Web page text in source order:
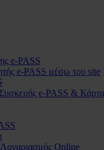
e-PASS
e-PASS μέσω του site
e-PASS &
Online